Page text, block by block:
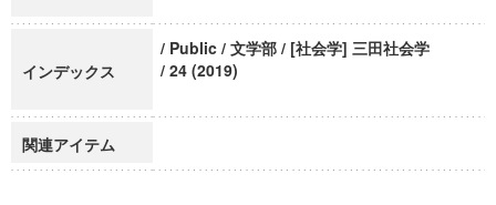
インデックス
/ Public / 文学部 / [社会学] 三田社会学
/ 24 (2019)
関連アイテム